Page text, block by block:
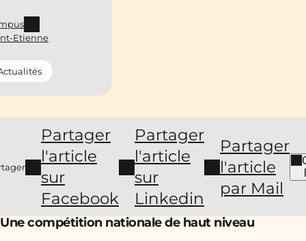
Partager
l'article
sur
Facebook
Partager
l'article
sur
Linkedin
Partager
l'article
par Mail
Etienne
Une compétition nationale de haut niveau